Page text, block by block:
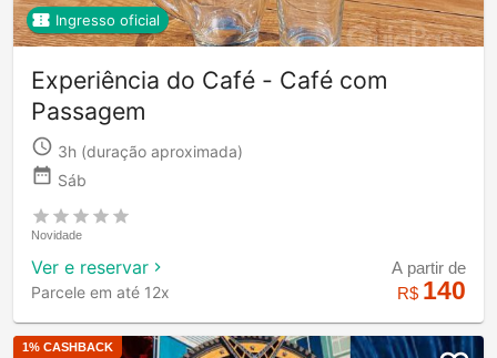
Ingresso oficial
Experiência do Café - Café com
Passagem
3h (duração aproximada)
Sáb
Novidade
Ver e reservar
Parcele em até 12x
A partir de
R$ 140
1% CASHBACK